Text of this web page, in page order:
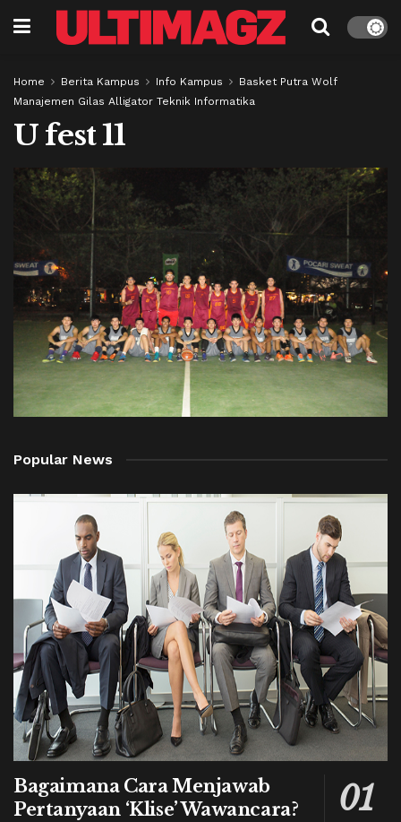
Home Berita Kampus Info Kampus
Basket Putra Wolf
Manajemen Gilas Alligator Teknik Informatika
U fest 11
Popular News
Bagaimana Cara Menjawab
Pertanyaan ‘Klise’ Wawancara?